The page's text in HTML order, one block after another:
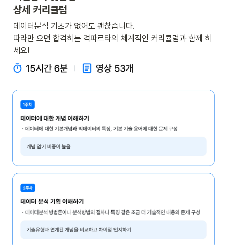
상세 커리큘럼
데이터분석 기초가 없어도 괜찮습니다.
따라만 오면 합격하는 격파르타의 체계적인 커리큘럼과 함께 하
세요!